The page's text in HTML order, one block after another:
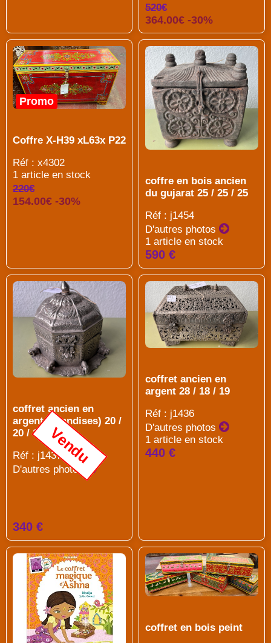
520€
364.00€ -30%
Promo
Coffre X-H39 xL63x P22
Réf : x4302
1 article en stock
220€
154.00€ -30%
coffre en bois ancien
du gujarat 25 / 25 / 25
Réf : j1454
D'autres photos
1 article en stock
590 €
coffret ancien en
argent (friandises) 20 /
20 / 17
Réf : j1437
D'autres photos
Vendu
340 €
coffret ancien en
argent 28 / 18 / 19
Réf : j1436
D'autres photos
1 article en stock
440 €
coffret en bois peint